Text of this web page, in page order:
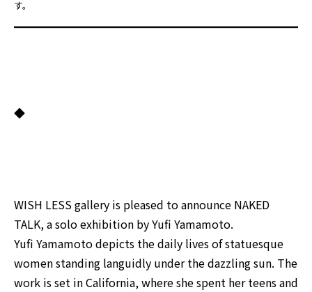
す。
◆
WISH LESS gallery is pleased to announce NAKED
TALK, a solo exhibition by Yufi Yamamoto.
Yufi Yamamoto depicts the daily lives of statuesque
women standing languidly under the dazzling sun. The
work is set in California, where she spent her teens and